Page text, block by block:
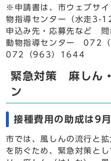
※申請書は、市ウェブサ
物指導センター（水走3-
申込み先・応募先など 問
動物指導センター 072
072（963）1644
緊急対策 麻しん
ン
接種費用の助成は9
市では、風しんの流行と
を防ぐため、緊急対策と